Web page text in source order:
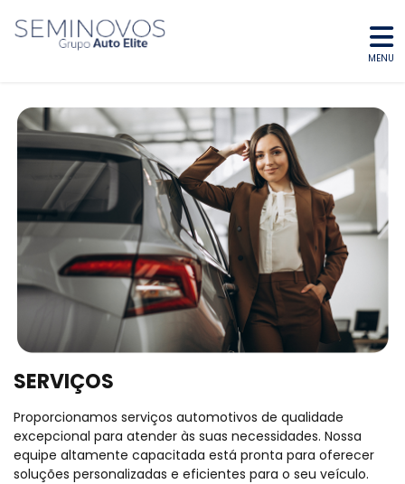
MENU
SERVIÇOS
Proporcionamos serviços automotivos de qualidade
excepcional para atender às suas necessidades. Nossa
equipe altamente capacitada está pronta para oferecer
soluções personalizadas e eficientes para o seu veículo.